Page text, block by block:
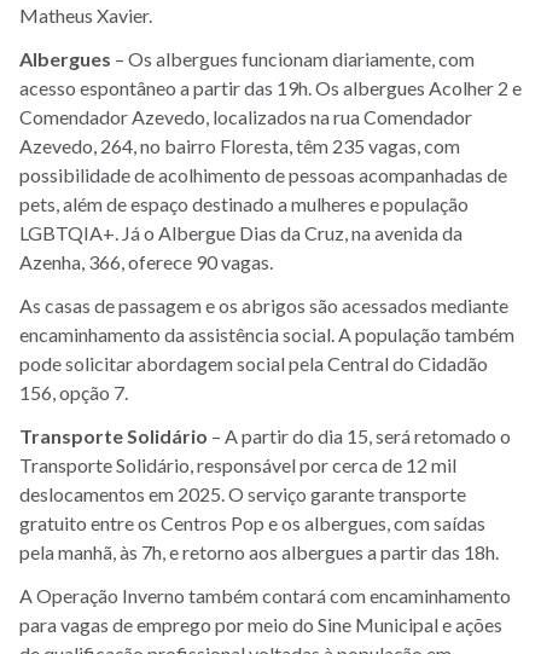
Matheus Xavier.
Albergues – Os albergues funcionam diariamente, com
acesso espontâneo a partir das 19h. Os albergues Acolher 2 e
Comendador Azevedo, localizados na rua Comendador
Azevedo, 264, no bairro Floresta, têm 235 vagas, com
possibilidade de acolhimento de pessoas acompanhadas de
pets, além de espaço destinado a mulheres e população
LGBTQIA+. Já o Albergue Dias da Cruz, na avenida da
Azenha, 366, oferece 90 vagas.
As casas de passagem e os abrigos são acessados mediante
encaminhamento da assistência social. A população também
pode solicitar abordagem social pela Central do Cidadão
156, opção 7.
Transporte Solidário – A partir do dia 15, será retomado o
Transporte Solidário, responsável por cerca de 12 mil
deslocamentos em 2025. O serviço garante transporte
gratuito entre os Centros Pop e os albergues, com saídas
pela manhã, às 7h, e retorno aos albergues a partir das 18h.
A Operação Inverno também contará com encaminhamento
para vagas de emprego por meio do Sine Municipal e ações